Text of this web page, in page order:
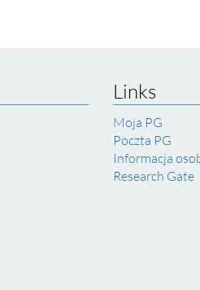
Links
Moja PG
Poczta PG
Informacja
Research Gate